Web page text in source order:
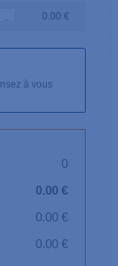
0.00 €
à vous
0
0.00 €
0.00 €
0.00 €